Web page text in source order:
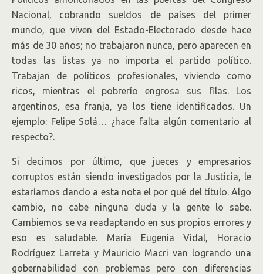
Nacional, cobrando sueldos de países del primer
mundo, que viven del Estado-Electorado desde hace
más de 30 años; no trabajaron nunca, pero aparecen en
todas las listas ya no importa el partido político.
Trabajan de políticos profesionales, viviendo como
ricos, mientras el pobrerío engrosa sus filas. Los
argentinos, esa franja, ya los tiene identificados. Un
ejemplo: Felipe Solá… ¿hace falta algún comentario al
respecto?.
Si decimos por último, que jueces y empresarios
corruptos están siendo investigados por la Justicia, le
estaríamos dando a esta nota el por qué del título. Algo
cambio, no cabe ninguna duda y la gente lo sabe.
Cambiemos se va readaptando en sus propios errores y
eso es saludable. María Eugenia Vidal, Horacio
Rodríguez Larreta y Mauricio Macri van logrando una
gobernabilidad con problemas pero con diferencias